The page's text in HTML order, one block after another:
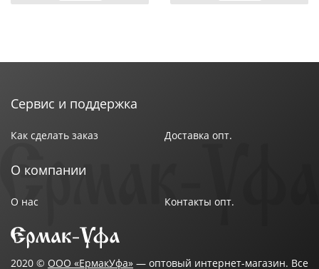
Сервис и поддержка
Как сделать заказ Доставка опт.
О компании
О нас Контакты опт.
2020 © ООО «ЕрмакУфа» — оптовый интернет-магазин. Все